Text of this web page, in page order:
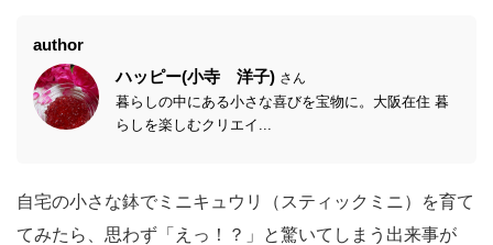
author
ハッピー(小寺 洋子) さん
暮らしの中にある小さな喜びを宝物に。大阪在住 暮
らしを楽しむクリエイ...
自宅の小さな鉢でミニキュウリ（スティックミニ）を育て
てみたら、思わず「えっ！？」と驚いてしまう出来事が